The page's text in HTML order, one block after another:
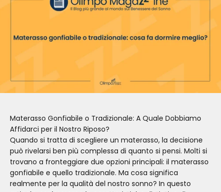
Materasso Gonfiabile o Tradizionale: A Quale Dobbiamo
Affidarci per il Nostro Riposo?
Quando si tratta di scegliere un materasso, la decisione
può rivelarsi ben più complessa di quanto si pensi. Molti si
trovano a fronteggiare due opzioni principali: il materasso
gonfiabile e quello tradizionale. Ma cosa significa
realmente per la qualità del nostro sonno? In questo